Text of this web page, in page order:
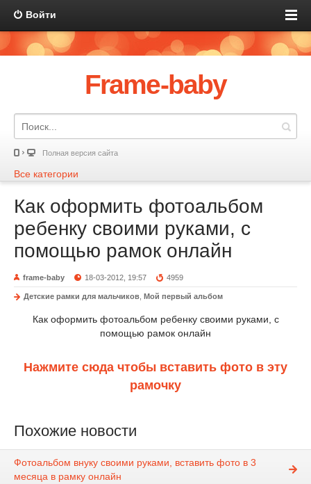
Войти
Frame-baby
Полная версия сайта
Все категории
Как оформить фотоальбом
ребенку своими руками, с
помощью рамок онлайн
frame-baby 18-03-2012, 19:57 4959
Детские рамки для мальчиков Мой первый альбом
Как оформить фотоальбом ребенку своими руками, с
помощью рамок онлайн
Нажмите сюда чтобы вставить фото в эту
рамочку
Похожие новости
Фотоальбом внуку своими руками, вставить фото в 3
месяца в рамку онлайн